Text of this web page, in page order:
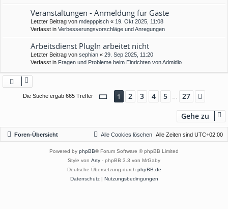
Veranstaltungen - Anmeldung für Gäste
Letzter Beitrag von mdepppisch « 19. Okt 2025, 11:08
Verfasst in Verbesserungsvorschläge und Anregungen
Arbeitsdienst PlugIn arbeitet nicht
Letzter Beitrag von sephian « 29. Sep 2025, 11:20
Verfasst in Fragen und Probleme beim Einrichten von Admidio
Die Suche ergab 665 Treffer Seite 1 von 27
1 2 3 4 5 27
Gehe zu
Foren-Übersicht Alle Zeiten sind UTC+02:00
Alle Cookies löschen
Powered by phpBB® Forum Software © phpBB Limited
Style von Arty - phpBB 3.3 von MrGaby
Deutsche Übersetzung durch phpBB.de
Datenschutz| Nutzungsbedingungen